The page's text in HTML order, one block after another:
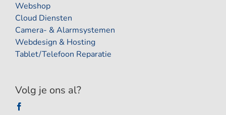
Webshop
Cloud Diensten
Camera- & Alarmsystemen
Webdesign & Hosting
Tablet/Telefoon Reparatie
Volg je ons al?